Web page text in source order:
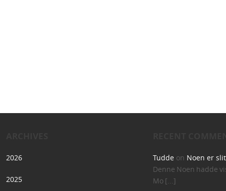
2026
2025
Tudde on Noen er
Denne Noen hadde
Mo [...]